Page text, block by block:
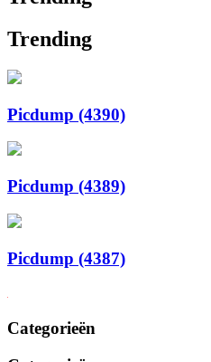
Trending
Picdump (4390)
Picdump (4389)
Picdump (4387)
Categorieën